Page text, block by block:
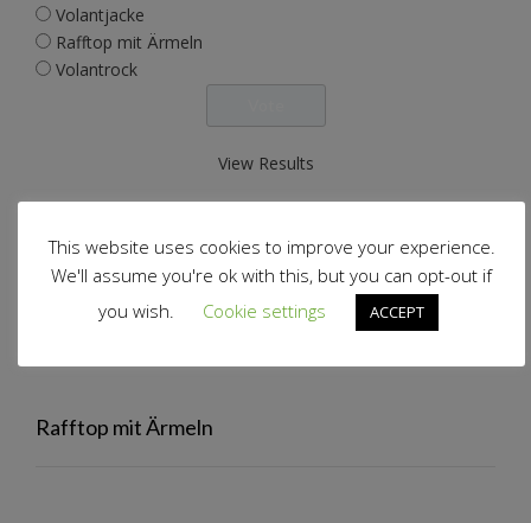
Volantjacke
Rafftop mit Ärmeln
Volantrock
View Results
Volantjacke
Rafftop mit Ärmeln
This website uses cookies to improve your experience.
We'll assume you're ok with this, but you can opt-out if
you wish.
Cookie settings ACCEPT